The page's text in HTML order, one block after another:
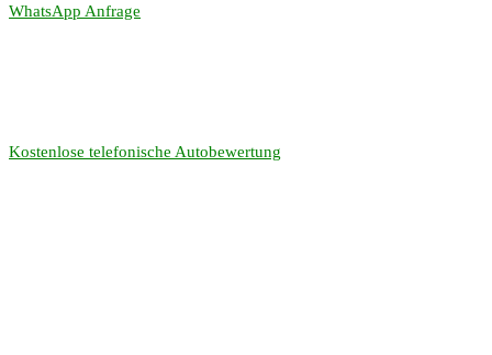
WhatsApp Anfrage
Kostenlose telefonische Autobewertung